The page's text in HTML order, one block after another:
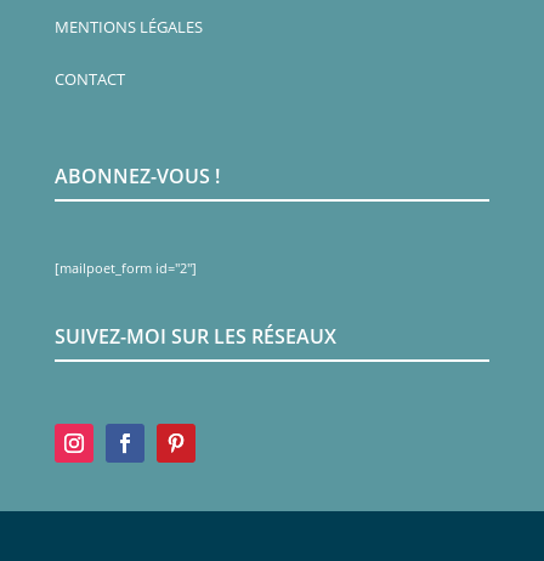
MENTIONS LÉGALES
CONTACT
ABONNEZ-VOUS !
[mailpoet_form id="2"]
SUIVEZ-MOI SUR LES RÉSEAUX